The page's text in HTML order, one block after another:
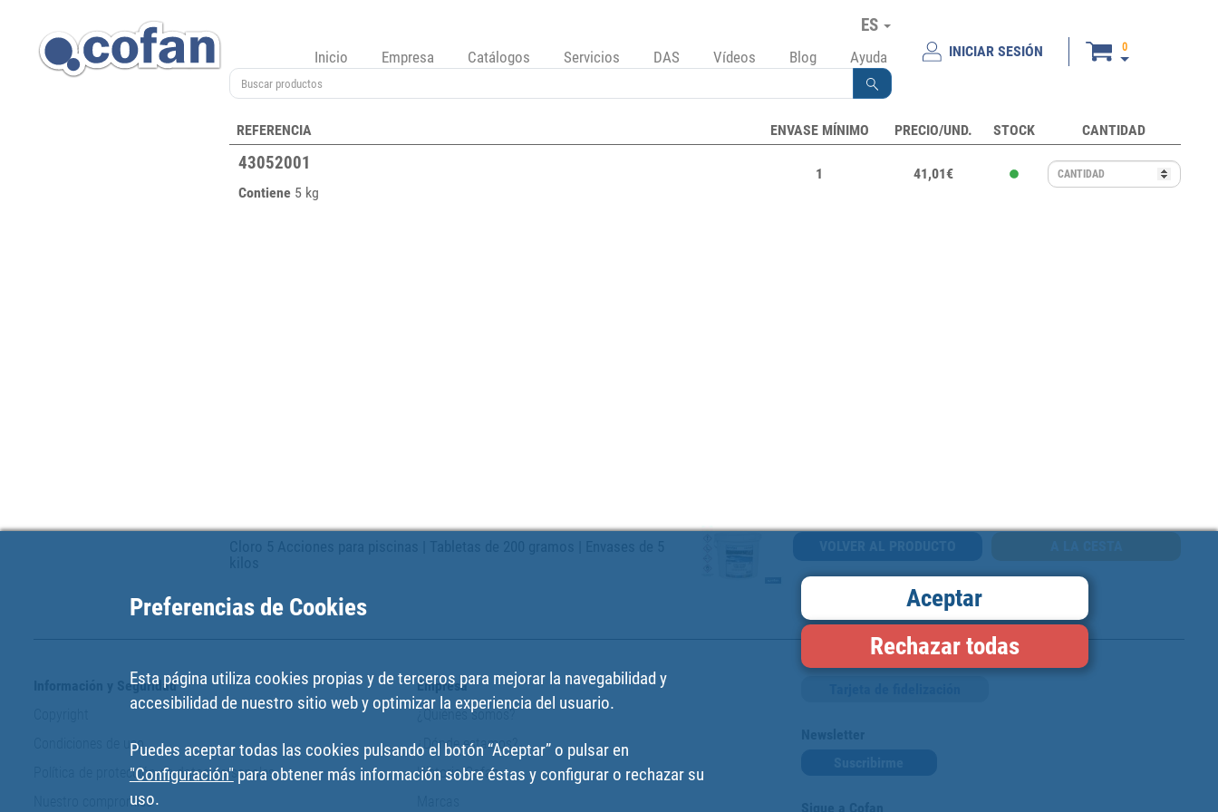
ES
Inicio Empresa Catálogos Servicios DAS Vídeos Blog Ayuda INICIAR SESIÓN 0
REFERENCIA ENVASE MÍNIMO PRECIO/UND. STOCK CANTIDAD
43052001
Contiene 5 kg
1 41,01€
Información y Seguridad
Condiciones de uso
Política de protección de datos personales
Nuestro compromiso
Empresa
¿Quiénes somos?
¿Dónde estamos?
Historia Cofan
Preferencias de Cookies
Esta página utiliza cookies propias y de terceros para mejorar la navegabilidad y
accesibilidad de nuestro sitio web y optimizar la experiencia del usuario.
Puedes aceptar todas las cookies pulsando el botón “Aceptar” o pulsar en
"Configuración"para obtener más información sobre éstas y configurar o rechazar su
uso.
Aceptar
Rechazar todas